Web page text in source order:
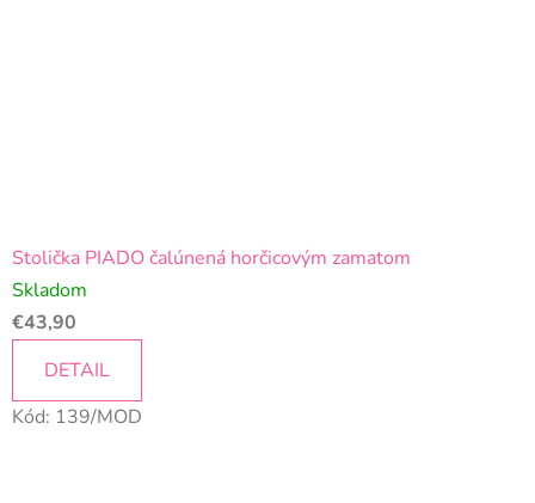
Stolička PIADO čalúnená horčicovým zamatom
Skladom
€43,90
DETAIL
Kód: 139/MOD